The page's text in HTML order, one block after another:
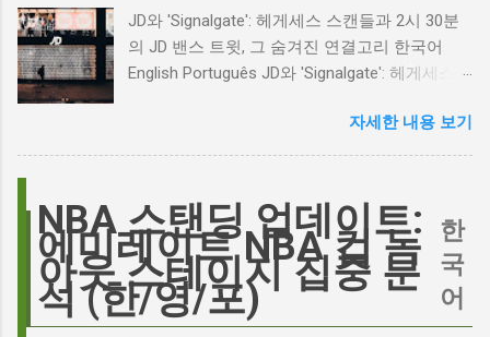
하는 동시에 우려를 표했습니다. 일부에서는 엘
로디의 이미지가 원작 속 히스클리프와는 다소
거리가 있다는 의견을 제시하며 캐스팅에 대한
한 비판에 대해 "기다려 보세요. 믿으세요. 분명
의 이미지가 원작과 부합하는지 여부를 넘어, 우
리가 '히스클리프'라는 인물에게 기대하는 바가
무엇인지, 그리고 배우가 그 기대를 어떻게 충족
시킬 수 있는지에 대한 근본적인 질문을 던집니
다. 다니엘 데이 루이스, '진정성'의 대명사 이 지
JD와 'Signalgate': 헤게세스 스캔들과 2시 30분
의 JD 밴스 트윗, 그 숨겨진 연결고리 한국어
English Português JD와 'Signalgate': 헤게세스
연결고리 오늘의 구글 트렌드 인기 검색어 'jd'는
단순히 두 글자의 약자가 아닙니다. 최근 미국
'Signalgate' 스캔들과 깊숙이 연결되어 있습니
다. 폭스뉴스 진행자 피트 헤게세스(Pete
Hegseth)를 중심으로 벌어진 이 스캔들은 예상
치 못한 인물, JD 밴스(JD Vance)의 이름까지 소
환하며 파장을 일으키고 있습니다. 왜 'jd'가 갑자
자세한 내용 보기
NBA 스탠딩 업데이트:
에미레이트 NBA 컵 녹
아웃 스테이지 집중 분
석 (한/영/포)
한
국
어